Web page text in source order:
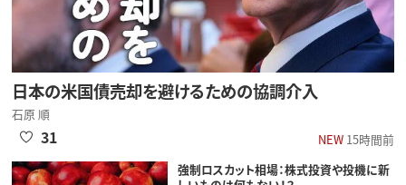
日本の米国債売却を避けるための協調介入
石原 順
NEW15時間前
31
強制ロスカット相場：株式投資や投機に新